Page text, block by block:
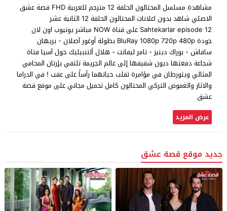
مشاهدة مسلسل المحتالون الحلقة 12 مترجم للعربية FHD قصة عشق
الاصلي شاهد بدون اعلانات المحتالون الحلقة 12 الثانية عشر
Sahtekarlar episode 12 على قناة NOW مباشر يوتيوب اون لان
جودة BluRay 1080p 720p 480p بطولة أوغور آصلان - بريهان
سافاش - بوراك دينيز - تامر ليفانت - هلال ألتنبيليك حول آسيا فتاة
شجاعة دفعتها ديون شقيقها إلى عالم الجريمة تلتقي بإرتان المحامي
المثالي ويتورطان في مؤامرة تقلب حياتهما رأساً على عقب ! في الدراما
والاثار والغموض التركي المحتالون كامل تحميل مجاني على موقع قصة
عشق
عرض المزيد
جديد موقع قصة عشق